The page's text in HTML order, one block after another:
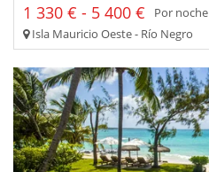
1 330 € - 5 400 €
Por noche
Isla Mauricio Oeste - Río Negro